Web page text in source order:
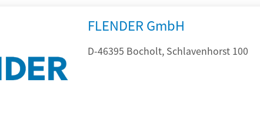
FLENDER GmbH
D-46395 Bocholt, Schlavenhorst 100